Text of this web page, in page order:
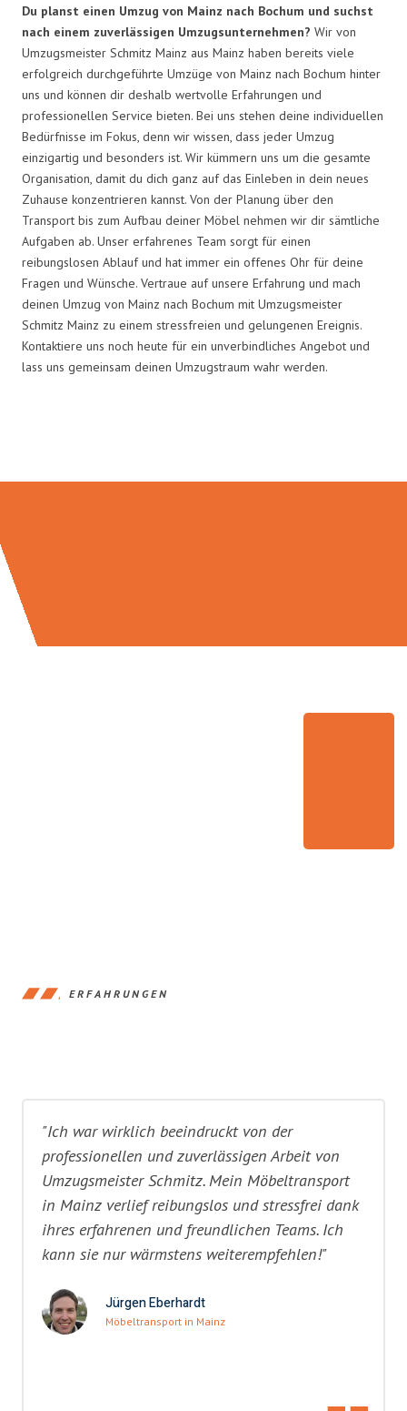
Du planst einen Umzug von Mainz nach Bochum und suchst
nach einem zuverlässigen Umzugsunternehmen? Wir von
Umzugsmeister Schmitz Mainz aus Mainz haben bereits viele
erfolgreich durchgeführte Umzüge von Mainz nach Bochum hinter
uns und können dir deshalb wertvolle Erfahrungen und
professionellen Service bieten. Bei uns stehen deine individuellen
Bedürfnisse im Fokus, denn wir wissen, dass jeder Umzug
einzigartig und besonders ist. Wir kümmern uns um die gesamte
Organisation, damit du dich ganz auf das Einleben in dein neues
Zuhause konzentrieren kannst. Von der Planung über den
Transport bis zum Aufbau deiner Möbel nehmen wir dir sämtliche
Aufgaben ab. Unser erfahrenes Team sorgt für einen
reibungslosen Ablauf und hat immer ein offenes Ohr für deine
Fragen und Wünsche. Vertraue auf unsere Erfahrung und mach
deinen Umzug von Mainz nach Bochum mit Umzugsmeister
Schmitz Mainz zu einem stressfreien und gelungenen Ereignis.
Kontaktiere uns noch heute für ein unverbindliches Angebot und
lass uns gemeinsam deinen Umzugstraum wahr werden.
ERFAHRUNGEN
"Ich war wirklich beeindruckt von der
professionellen und zuverlässigen Arbeit von
Umzugsmeister Schmitz. Mein Möbeltransport
in Mainz verlief reibungslos und stressfrei dank
ihres erfahrenen und freundlichen Teams. Ich
kann sie nur wärmstens weiterempfehlen!"
Jürgen Eberhardt
Möbeltransport in Mainz